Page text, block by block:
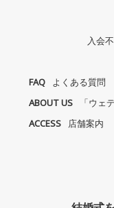
入会
FAQ
よくある質問
ABOUT US
「ウェ
ACCESS
店舗案内